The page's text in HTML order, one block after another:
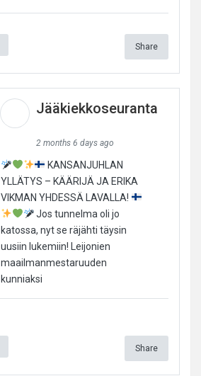
Share
Jääkiekkoseuranta
2 months 6 days ago
KANSANJUHLAN
YLLÄTYS – KÄÄRIJÄ JA ERIKA
VIKMAN YHDESSÄ LAVALLA!
Jos tunnelma oli jo
katossa, nyt se räjähti täysin
uusiin lukemiin! Leijonien
maailmanmestaruuden
kunniaksi
Share